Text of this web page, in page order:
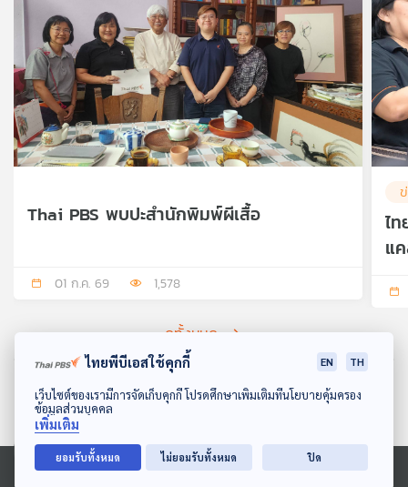
ดาวน์โหลด Thai PBS Podcast Application
Thai PBS พบปะสำนักพิมพ์ผีเสื้อ
01 ก.ค. 69 1,578
ไ
แ
ดูทั้งหมด
ไทยพีบีเอสใช้คุกกี้ EN TH
เว็บไซต์ของเรามีการจัดเก็บคุกกี้ โปรดศึกษาเพิ่มเติมที่นโยบายคุ้มครอง
ข้อมูลส่วนบุคคล
เพิ่มเติม
ยอมรับทั้งหมด ไม่ยอมรับทั้งหมด ปิด